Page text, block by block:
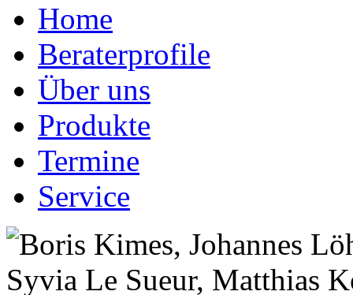
Home
Beraterprofile
Über uns
Produkte
Termine
Service